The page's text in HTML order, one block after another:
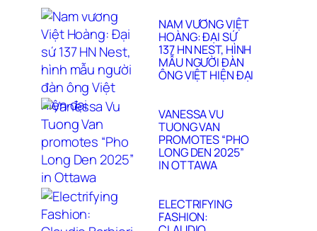
NAM VƯƠNG VIỆT
HOÀNG: ĐẠI SỨ
137 HN NEST, HÌNH
MẪU NGƯỜI ĐÀN
ÔNG VIỆT HIỆN ĐẠI
VANESSA VU
TUONG VAN
PROMOTES “PHO
LONG DEN 2025”
IN OTTAWA
ELECTRIFYING
FASHION: